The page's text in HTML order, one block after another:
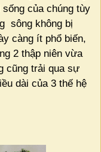
của chúng tùy
sông không bị
càng ít phổ biến,
2 thập niên vừa
cũng trải qua sự
dài của 3 thế hệ